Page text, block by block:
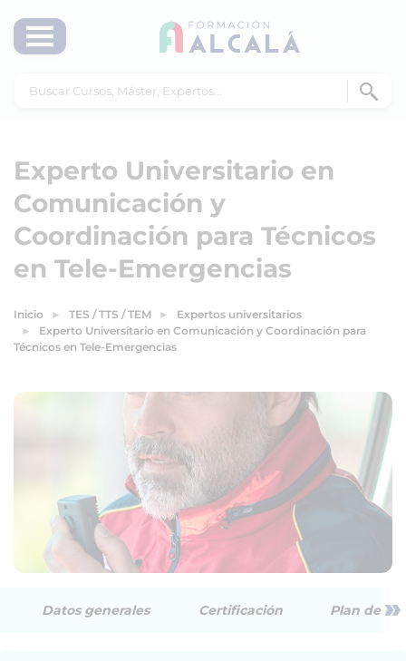
Experto Universitario en
Comunicación y
Coordinación para Técnicos
en Tele-Emergencias
Inicio TES / TTS / TEM
Expertos universitarios
Experto Universitario en Comunicación y Coordinación para
Técnicos en Tele-Emergencias
Datos generales Certificación Plan de »